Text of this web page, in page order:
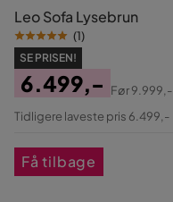
Leo Sofa Lysebrun
(1)
SE PRISEN!
Pris
6.499,-
Original
Før9.999,-
Tidligere laveste pris 6.499,-
Få tilbage